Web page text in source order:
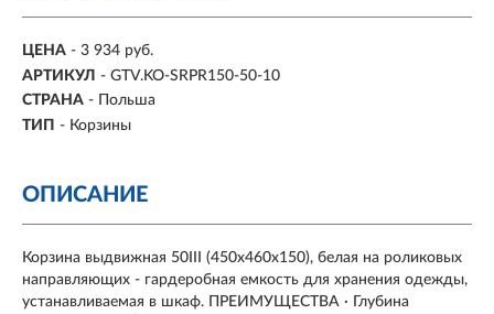
ЦЕНА - 3 934 руб.
АРТИКУЛ - GTV.KO-SRPR150-50-10
СТРАНА - Польша
ТИП - Корзины
ОПИСАНИЕ
Корзина выдвижная 50III (450х460х150), белая на роликовых
направляющих - гардеробная емкость для хранения одежды,
устанавливаемая в шкаф. ПРЕИМУЩЕСТВА · Глубина